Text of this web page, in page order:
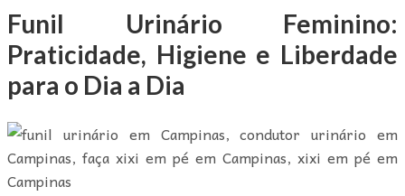
Funil Urinário Feminino:
Praticidade, Higiene e Liberdade
para o Dia a Dia